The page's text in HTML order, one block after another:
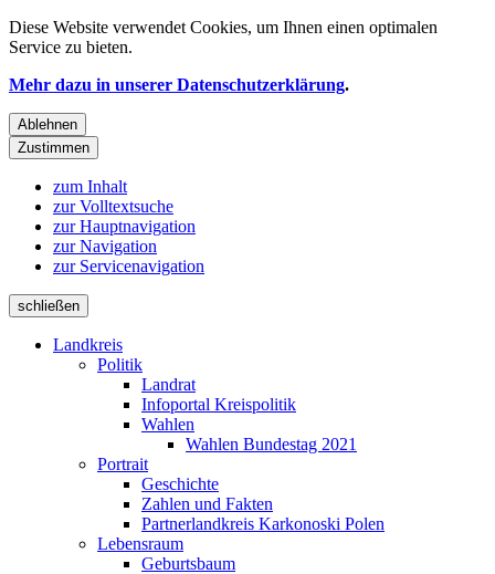
Diese Website verwendet Cookies, um Ihnen einen optimalen
Service zu bieten.
Mehr dazu in unserer Datenschutzerklärung.
Ablehnen
Zustimmen
zum Inhalt
zur Volltextsuche
zur Hauptnavigation
zur Navigation
zur Servicenavigation
schließen
Landkreis
Politik
Landrat
Infoportal Kreispolitik
Wahlen
Wahlen Bundestag 2021
Portrait
Geschichte
Zahlen und Fakten
Partnerlandkreis Karkonoski Polen
Lebensraum
Geburtsbaum